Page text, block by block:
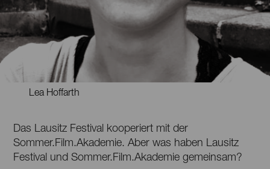
Lea Hoffarth
Das Lausitz Festival kooperiert mit der
Sommer.Film.Akademie. Aber was haben Lausitz
Festival und Sommer.Film.Akademie gemeinsam?